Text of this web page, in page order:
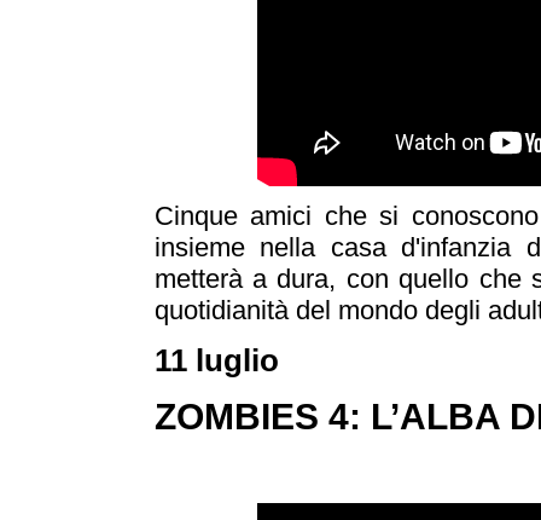
Cinque amici che si
insieme nella casa d'infanzia
metterà a dura, con quello che
quotidianità del mondo degli
11 luglio
ZOMBIES 4: L’ALBA